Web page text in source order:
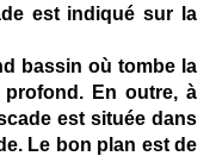
est indiqué sur la
bassin où tombe la
En outre, à
est située dans
Le bon plan est de